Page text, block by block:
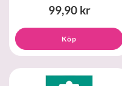
99,90 kr
Köp